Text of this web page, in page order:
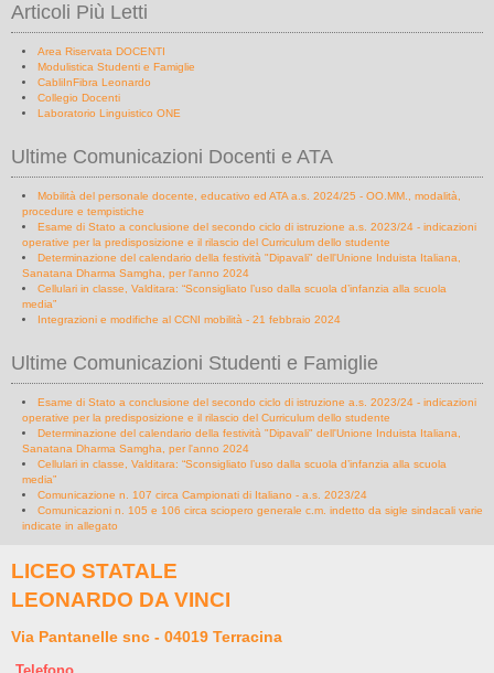
Articoli Più Letti
Area Riservata DOCENTI
Modulistica Studenti e Famiglie
CabliInFibra Leonardo
Collegio Docenti
Laboratorio Linguistico ONE
Ultime Comunicazioni Docenti e ATA
Mobilità del personale docente, educativo ed ATA a.s. 2024/25 - OO.MM., modalità,
procedure e tempistiche
Esame di Stato a conclusione del secondo ciclo di istruzione a.s. 2023/24 - indicazioni
operative per la predisposizione e il rilascio del Curriculum dello studente
Determinazione del calendario della festività "Dipavali" dell'Unione Induista Italiana,
Sanatana Dharma Samgha, per l'anno 2024
Cellulari in classe, Valditara: “Sconsigliato l’uso dalla scuola d’infanzia alla scuola
media”
Integrazioni e modifiche al CCNI mobilità - 21 febbraio 2024
Ultime Comunicazioni Studenti e Famiglie
Esame di Stato a conclusione del secondo ciclo di istruzione a.s. 2023/24 - indicazioni
operative per la predisposizione e il rilascio del Curriculum dello studente
Determinazione del calendario della festività "Dipavali" dell'Unione Induista Italiana,
Sanatana Dharma Samgha, per l'anno 2024
Cellulari in classe, Valditara: “Sconsigliato l’uso dalla scuola d’infanzia alla scuola
media”
Comunicazione n. 107 circa Campionati di Italiano - a.s. 2023/24
Comunicazioni n. 105 e 106 circa sciopero generale c.m. indetto da sigle sindacali varie
indicate in allegato
LICEO STATALE
LEONARDO DA VINCI
Via Pantanelle snc - 04019 Terracina